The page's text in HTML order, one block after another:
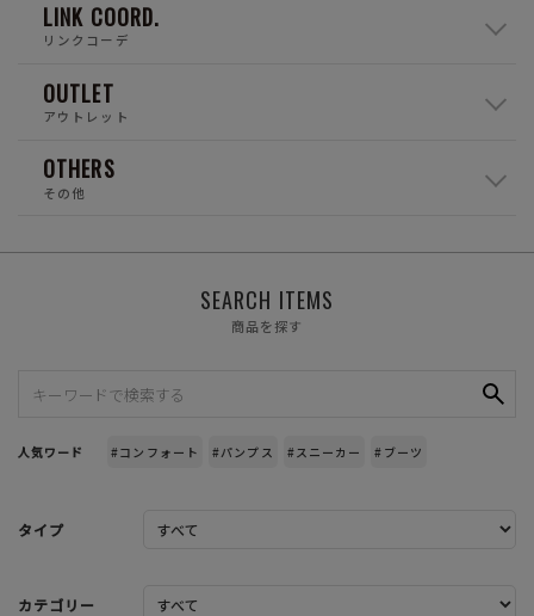
LINK COORD.
リンクコーデ
OUTLET
アウトレット
OTHERS
その他
SEARCH ITEMS
商品を探す
人気ワード #コンフォート #パンプス #スニーカー #ブーツ
タイプ
カテゴリー